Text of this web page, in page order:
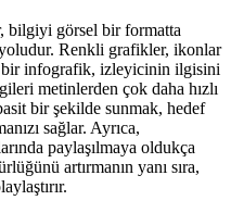
bilgiyi görsel bir formatta
Renkli grafikler, ikonlar
bir infografik, izleyicinin ilgisini
metinlerden çok daha hızlı
bir şekilde sunmak, hedef
sağlar. Ayrıca,
paylaşılmaya oldukça
artırmanın yanı sıra,